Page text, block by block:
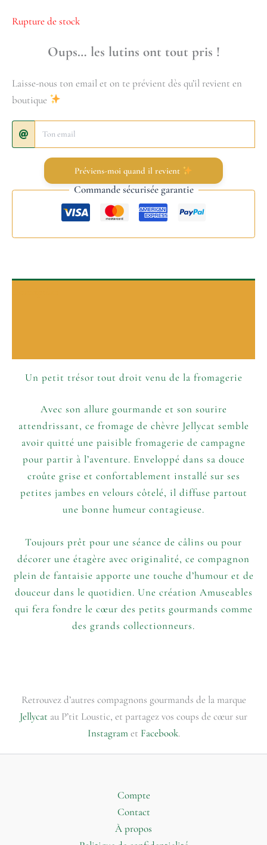
Rupture de stock
Oups… les lutins ont tout pris !
Laisse-nous ton email et on te prévient dès qu’il revient en
boutique
Préviens-moi quand il revient
Commande sécurisée garantie
Un petit trésor tout droit venu de la fromagerie
Avec son allure gourmande et son sourire
attendrissant, ce fromage de chèvre Jellycat semble
avoir quitté une paisible fromagerie de campagne
pour partir à l’aventure. Enveloppé dans sa douce
croûte grise et confortablement installé sur ses
petites jambes en velours côtelé, il diffuse partout
une bonne humeur contagieuse.
Toujours prêt pour une séance de câlins ou pour
décorer une étagère avec originalité, ce compagnon
plein de fantaisie apporte une touche d’humour et de
douceur dans le quotidien. Une création Amuseables
qui fera fondre le cœur des petits gourmands comme
des grands collectionneurs.
Retrouvez d’autres compagnons gourmands de la marque
Jellycat au P’tit Loustic, et partagez vos coups de cœur sur
Instagramet Facebook.
Compte
Contact
À propos